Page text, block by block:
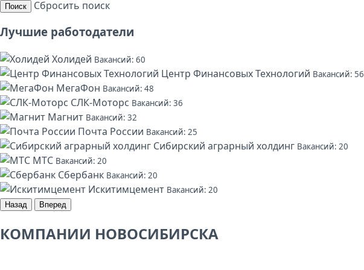
Поиск Сбросить поиск
Лучшие работодатели
Холидей Вакансий: 60
Центр Финансовых Технологий Вакансий: 56
МегаФон Вакансий: 48
СЛК-Моторс Вакансий: 36
Магнит Вакансий: 32
Почта России Вакансий: 25
Сибирский аграрный холдинг Вакансий: 20
МТС Вакансий: 20
Сбербанк Вакансий: 20
Искитимцемент Вакансий: 20
Назад Вперед
КОМПАНИИ НОВОСИБИРСКА